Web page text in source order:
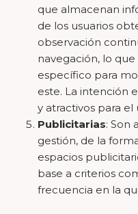
que almacenan
de los usuarios
observación
navegación, lo
específico para
este. La intención
y atractivos para el
Publicitarias: Son
gestión, de la
espacios
base a criterios
frecuencia en la